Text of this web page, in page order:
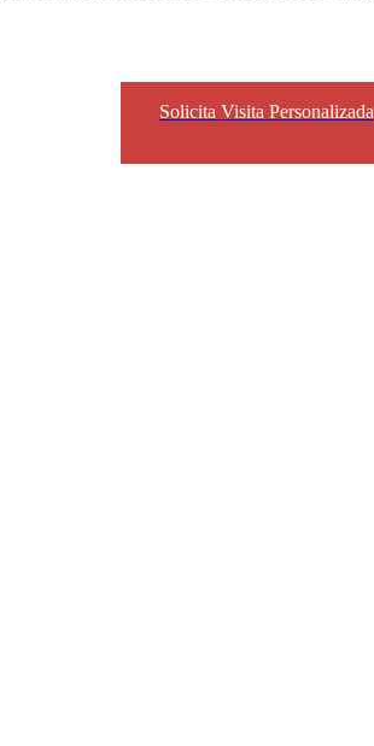
Solicita Visita Personalizada